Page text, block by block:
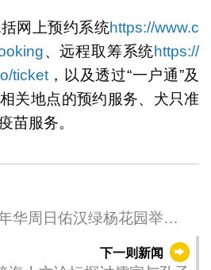
网上预约系统https://www.c
、远程取筹系统https://
ticket，以及透过“一户通”及
关地点的预约服务、犬只准
苗服务。
华周日佑汉绿杨花园举行
下一则新闻